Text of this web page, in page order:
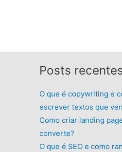
Posts
O que é copywriting e
escrever textos que
Como criar landing
converte?
O que é SEO e como